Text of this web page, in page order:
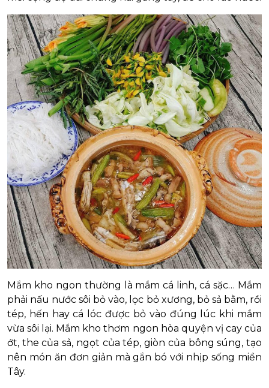
Mắm kho ngon thường là mắm cá linh, cá sặc… Mắm
phải nấu nước sôi bỏ vào, lọc bỏ xương, bỏ sả bằm, rồi
tép, hến hay cá lóc được bỏ vào đúng lúc khi mắm
vừa sôi lại. Mắm kho thơm ngon hòa quyện vị cay của
ớt, the của sả, ngọt của tép, giòn của bông súng, tạo
nên món ăn đơn giản mà gắn bó với nhịp sống miền
Tây.